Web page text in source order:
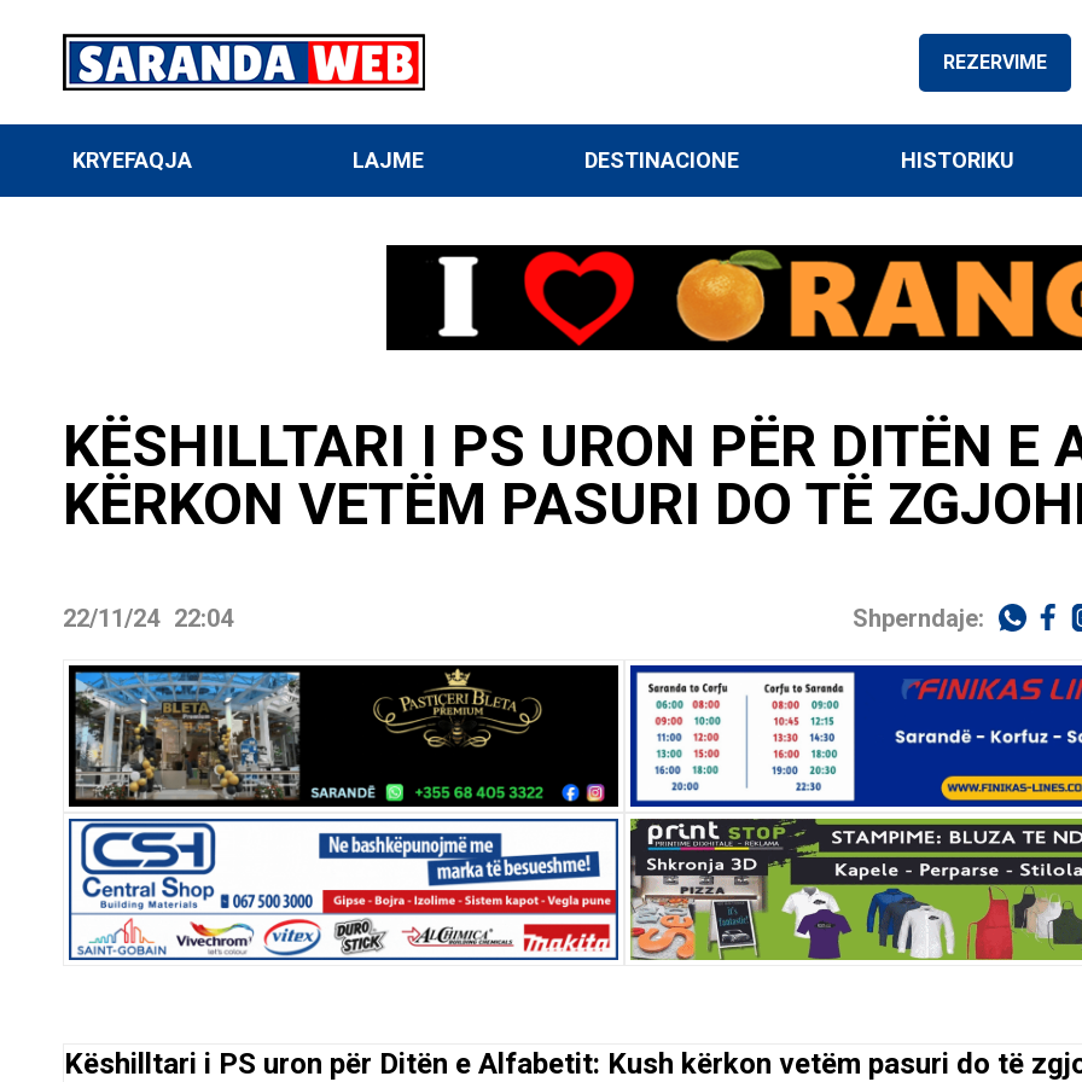
REZERVIME
KRYEFAQJA LAJME DESTINACIONE HISTORIKU
KËSHILLTARI I PS URON PËR DITËN E
KËRKON VETËM PASURI DO TË
22/11/24 22:04 Shperndaje:
Këshilltari i PS uron për Ditën e Alfabetit: Kush kërkon vetëm pasuri do të